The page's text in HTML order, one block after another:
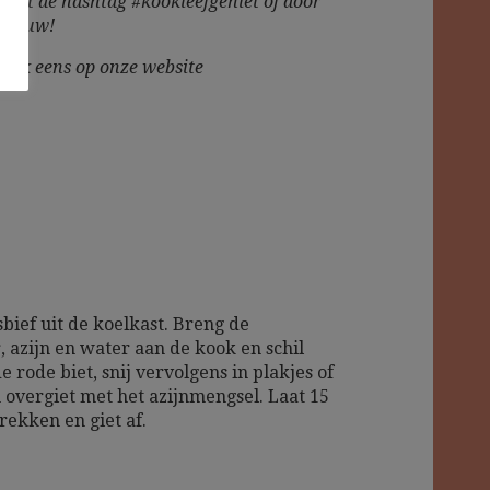
gauw!
eens op onze website
uit de koelkast. Breng de
azijn en water aan de kook en schil
rode biet, snij vervolgens in plakjes of
met het azijnmengsel. Laat 15
en giet af.